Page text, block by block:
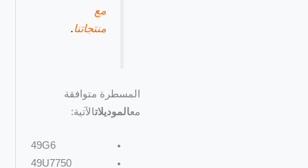
مع
منتجاتنا.
المسطرة متوافقة
معالموديلاتالآتية:
49G6
49U7750